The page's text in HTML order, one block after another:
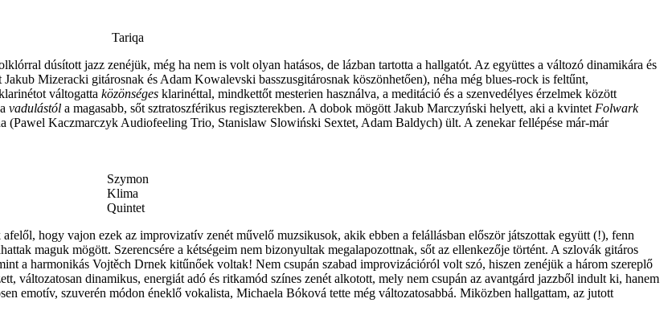
Tariqa
dúsított jazz zenéjük, még ha nem is volt olyan hatásos, de lázban tartotta a hallgatót. Az együttes a változó dinamikára és
Mizeracki gitárosnak és Adam Kowalevski basszusgitárosnak köszönhetően), néha még blues-rock is feltűnt,
váltogatta közönséges klarinéttal, mindkettőt mesterien használva, a meditáció és a szenvedélyes érzelmek között
vadulástól a magasabb, sőt sztratoszférikus regiszterekben. A dobok mögött Jakub Marczyński helyett, aki a kvintet Folwark
(Pawel Kaczmarczyk Audiofeeling Trio, Stanislaw Slowiński Sextet, Adam Baldych) ült. A zenekar fellépése már-már
Szymon
Klima
Quintet
hogy vajon ezek az improvizatív zenét művelő muzsikusok, akik ebben a felállásban először játszottak együtt (!), fenn
maguk mögött. Szerencsére a kétségeim nem bizonyultak megalapozottnak, sőt az ellenkezője történt. A szlovák gitáros
a harmonikás Vojtěch Drnek kitűnőek voltak! Nem csupán szabad improvizációról volt szó, hiszen zenéjük a három szereplő
változatosan dinamikus, energiát adó és ritkamód színes zenét alkotott, mely nem csupán az avantgárd jazzből indult ki, hanem
emotív, szuverén módon éneklő vokalista, Michaela Bóková tette még változatosabbá. Miközben hallgattam, az jutott